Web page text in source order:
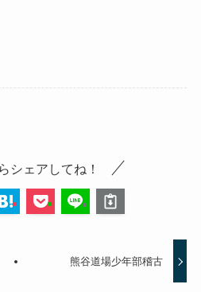
シェアしてね！
熊谷道場少年部稽古